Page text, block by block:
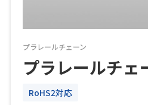
プラレールチェーン
プラレールチェ
RoHS2対応